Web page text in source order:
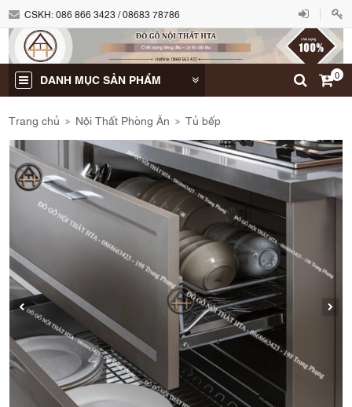
CSKH:086 866 3423 / 08683 78786
DANH MỤC SẢN PHẨM 0
Trang chủ Nội Thất Phòng Ăn Tủ bếp